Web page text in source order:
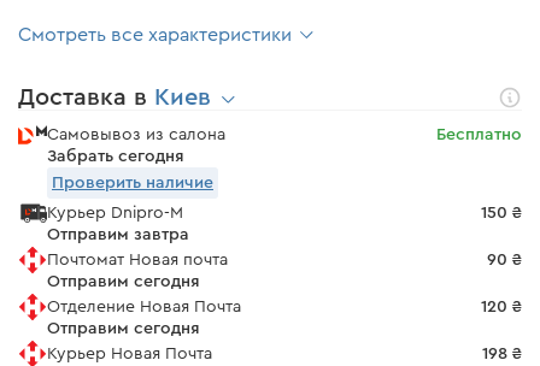
Смотреть все характеристики
Доставка в Киев
Самовывоз из салона
Забрать сегодня
Бесплатно
Проверить наличие
Курьер Dnipro-M
Отправим завтра
150 ₴
Почтомат Новая почта
Отправим сегодня
90 ₴
Отделение Новая Почта
Отправим сегодня
120 ₴
Курьер Новая Почта
198 ₴